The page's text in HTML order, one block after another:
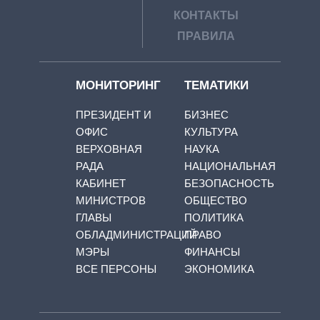
КОНТАКТЫ
ПРАВИЛА
МОНИТОРИНГ
ПРЕЗИДЕНТ И
ОФИС
ВЕРХОВНАЯ
РАДА
КАБИНЕТ
МИНИСТРОВ
ГЛАВЫ
ОБЛАДМИНИСТРАЦИЙ
МЭРЫ
ВСЕ ПЕРСОНЫ
ТЕМАТИКИ
БИЗНЕС
КУЛЬТУРА
НАУКА
НАЦИОНАЛЬНАЯ
БЕЗОПАСНОСТЬ
ОБЩЕСТВО
ПОЛИТИКА
ПРАВО
ФИНАНСЫ
ЭКОНОМИКА